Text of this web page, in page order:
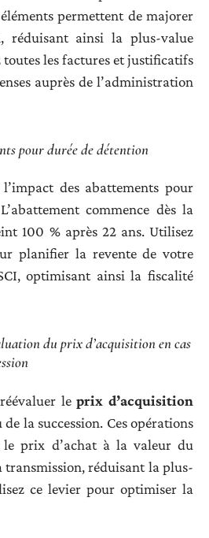
permettent de majorer
réduisant ainsi la plus-value
toutes les factures et justificatifs
auprès de l’administration
pour durée de détention
des abattements pour
commence dès la
100 % après 22 ans. Utilisez
planifier la revente de votre
optimisant ainsi la fiscalité
du prix d’acquisition en cas
leprix d’acquisition
la succession. Ces opérations
le prix d’achat à la valeur du
transmission, réduisant la plus-
ce levier pour optimiser la